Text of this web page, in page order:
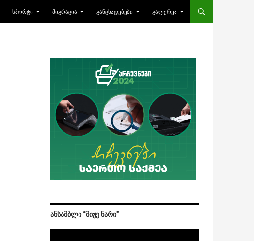
ᲡᲞᲝᲠᲢᲘ ᲛᲘᲒᲠᲐᲪᲘᲐ ᲒᲐᲜᲪᲮᲐᲓᲔᲑᲔᲑᲘ ᲒᲐᲚᲔᲠᲔᲐ
ᲐᲜᲡᲐᲛᲑᲚᲘ “ᲛᲘᲟᲔ ᲜᲐᲠᲘ”